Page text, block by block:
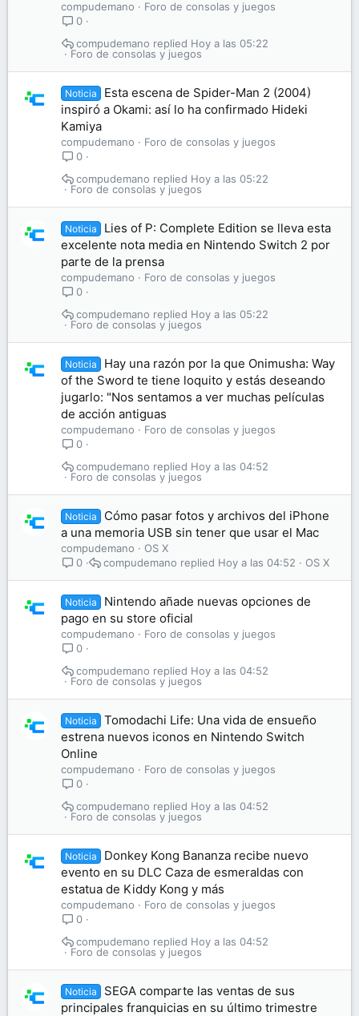
compudemano
Foro de consolas y juegos
0
Foro de consolas y juegos
Hoy a las 05:22
compudemano
Noticia
Esta escena de Spider-Man 2 (2004)
inspiró a Okami: así lo ha confirmado Hideki
Kamiya
compudemano
Foro de consolas y juegos
0
Foro de consolas y juegos
Hoy a las 05:22
compudemano
Noticia
Lies of P: Complete Edition se lleva esta
excelente nota media en Nintendo Switch 2 por
parte de la prensa
compudemano
Foro de consolas y juegos
0
Foro de consolas y juegos
Hoy a las 05:22
compudemano
Noticia
Hay una razón por la que Onimusha: Way
of the Sword te tiene loquito y estás deseando
jugarlo: "Nos sentamos a ver muchas películas
de acción antiguas
compudemano
Foro de consolas y juegos
0
Foro de consolas y juegos
Hoy a las 04:52
compudemano
Noticia
Cómo pasar fotos y archivos del iPhone
a una memoria USB sin tener que usar el Mac
compudemano
OS X
0
OS X
Hoy a las 04:52
compudemano
Noticia
Nintendo añade nuevas opciones de
pago en su store oficial
compudemano
Foro de consolas y juegos
0
Foro de consolas y juegos
Hoy a las 04:52
compudemano
Noticia
Tomodachi Life: Una vida de ensueño
estrena nuevos iconos en Nintendo Switch
Online
compudemano
Foro de consolas y juegos
0
Foro de consolas y juegos
Hoy a las 04:52
compudemano
Noticia
Donkey Kong Bananza recibe nuevo
evento en su DLC Caza de esmeraldas con
estatua de Kiddy Kong y más
compudemano
Foro de consolas y juegos
0
Foro de consolas y juegos
Hoy a las 04:52
compudemano
Noticia
SEGA comparte las ventas de sus
principales franquicias en su último trimestre